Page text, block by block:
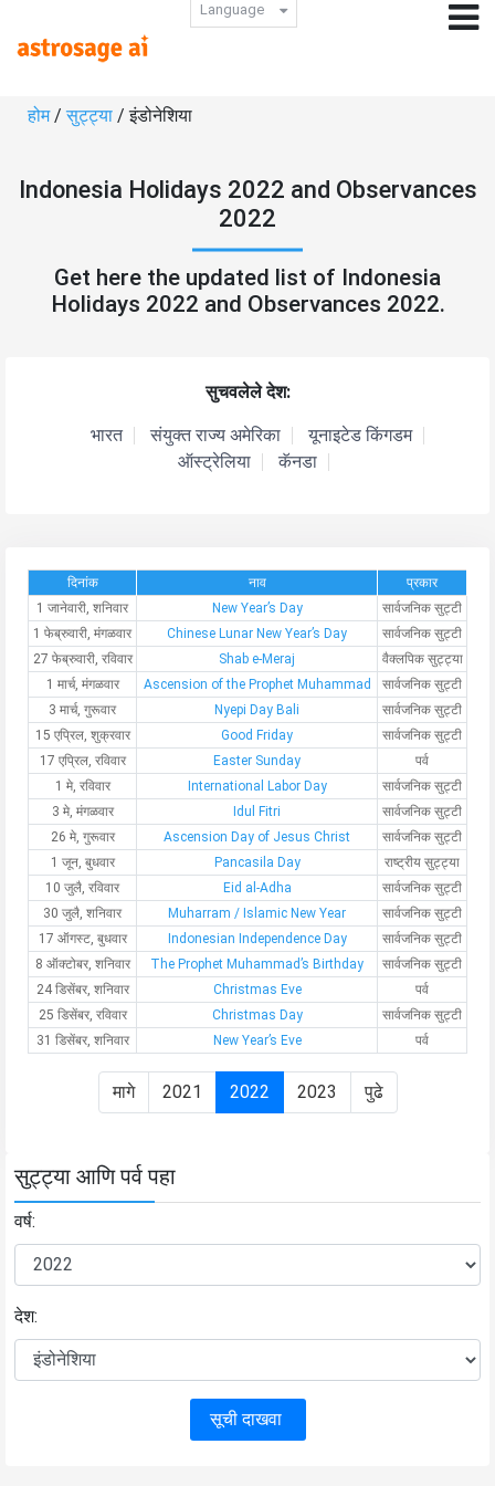
Language
होम /सुट्ट्या / इंडोनेशिया
Indonesia Holidays 2022 and Observances
2022
Get here the updated list of Indonesia
Holidays 2022 and Observances 2022.
सुचवलेले देश:
भारत संयुक्त राज्य अमेरिका
यूनाइटेड किंगडम
ऑस्ट्रेलिया
कॅनडा
दिनांक नाव
प्रकार
1 जानेवारी, शनिवार
New Year’s Day
सार्वजनिक सुट्टी
1 फेब्रुवारी, मंगळवार
Chinese Lunar New Year’s Day
सार्वजनिक सुट्टी
27 फेब्रुवारी, रविवार
Shab e-Meraj
वैक्लपिक सुट्ट्या
1 मार्च, मंगळवार
Ascension of the Prophet Muhammad
सार्वजनिक सुट्टी
3 मार्च, गुरूवार
Nyepi Day Bali
सार्वजनिक सुट्टी
15 एप्रिल, शुक्रवार
Good Friday
सार्वजनिक सुट्टी
17 एप्रिल, रविवार
Easter Sunday
पर्व
1 मे, रविवार
International Labor Day
सार्वजनिक सुट्टी
3 मे, मंगळवार
Idul Fitri
सार्वजनिक सुट्टी
26 मे, गुरूवार
Ascension Day of Jesus Christ
सार्वजनिक सुट्टी
1 जून, बुधवार
Pancasila Day
राष्ट्रीय सुट्ट्या
10 जुलै, रविवार
Eid al-Adha
सार्वजनिक सुट्टी
30 जुलै, शनिवार
Muharram / Islamic New Year
सार्वजनिक सुट्टी
17 ऑगस्ट, बुधवार
Indonesian Independence Day
सार्वजनिक सुट्टी
8 ऑक्टोबर, शनिवार
The Prophet Muhammad’s Birthday
सार्वजनिक सुट्टी
24 डिसेंबर, शनिवार
Christmas Eve
पर्व
25 डिसेंबर, रविवार
Christmas Day
सार्वजनिक सुट्टी
31 डिसेंबर, शनिवार
New Year’s Eve पर्व
मागे 2021 2022 2023 पुढे
सुट्ट्या आणि पर्व पहा
वर्ष:
देश:
सूची दाखवा